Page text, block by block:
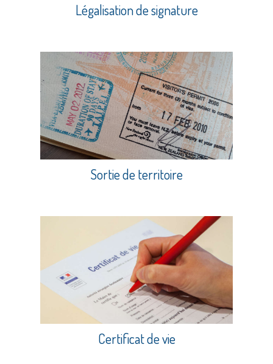
Légalisation de signature
Sortie de territoire
Certificat de vie